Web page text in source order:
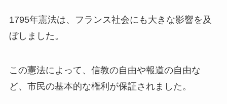
1795年憲法は、フランス社会にも大きな影響を及
ぼしました。
この憲法によって、信教の自由や報道の自由な
ど、市民の基本的な権利が保証されました。